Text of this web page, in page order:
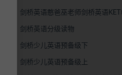
剑桥英语憨爸巫老师剑桥英语KET
剑桥英语分级读物
剑桥少儿英语预备级下
剑桥少儿英语预备级上